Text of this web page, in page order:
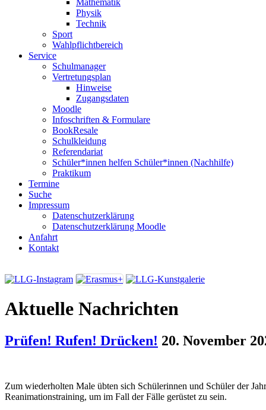
Mathematik
Physik
Technik
Sport
Wahlpflichtbereich
Service
Schulmanager
Vertretungsplan
Hinweise
Zugangsdaten
Moodle
Infoschriften & Formulare
BookResale
Schulkleidung
Referendariat
Schüler*innen helfen Schüler*innen (Nachhilfe)
Praktikum
Termine
Suche
Impressum
Datenschutzerklärung
Datenschutzerklärung Moodle
Anfahrt
Kontakt
Aktuelle Nachrichten
Prüfen! Rufen! Drücken! 20. November
Zum wiederholten Male übten sich Schülerinnen und Schüler der
Reanimationstraining, um im Fall der Fälle gerüstet zu sein.